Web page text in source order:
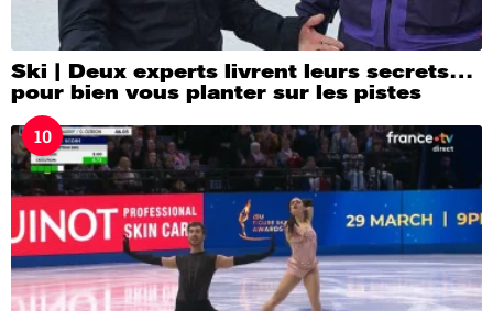
Ski | Deux experts livrent leurs secrets…
pour bien vous planter sur les pistes
10